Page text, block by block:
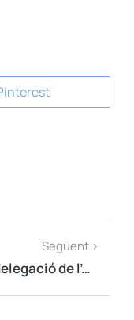
Següent >
Una delegació de l’AMI es reuneix amb l’alcalde de Girona, Lluc Salellas